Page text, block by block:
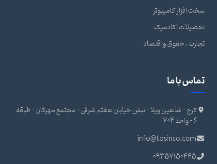
سخت افزار کامپیوتر
تحصیلات آکادمیک
تجارت ، حقوق و اقتصاد
تماس با ما
کرج - شاهین ویلا - نبش خیابان هفتم شرقی - مجتمع مهرگان - طبقه
6 - واحد 704
info@tosinso.com
09357150445